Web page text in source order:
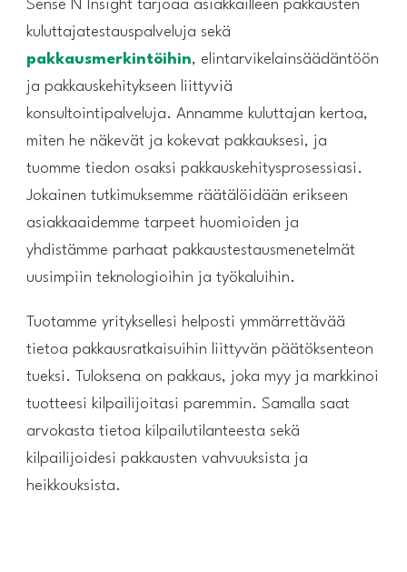
Sense N Insight tarjoaa asiakkailleen pakkausten
kuluttajatestauspalveluja sekä
pakkausmerkintöihin, elintarvikelainsäädäntöön
ja pakkauskehitykseen liittyviä
konsultointipalveluja. Annamme kuluttajan kertoa,
miten he näkevät ja kokevat pakkauksesi, ja
tuomme tiedon osaksi pakkauskehitysprosessiasi.
Jokainen tutkimuksemme räätälöidään erikseen
asiakkaaidemme tarpeet huomioiden ja
yhdistämme parhaat pakkaustestausmenetelmät
uusimpiin teknologioihin ja työkaluihin.
Tuotamme yrityksellesi helposti ymmärrettävää
tietoa pakkausratkaisuihin liittyvän päätöksenteon
tueksi. Tuloksena on pakkaus, joka myy ja markkinoi
tuotteesi kilpailijoitasi paremmin. Samalla saat
arvokasta tietoa kilpailutilanteesta sekä
kilpailijoidesi pakkausten vahvuuksista ja
heikkouksista.